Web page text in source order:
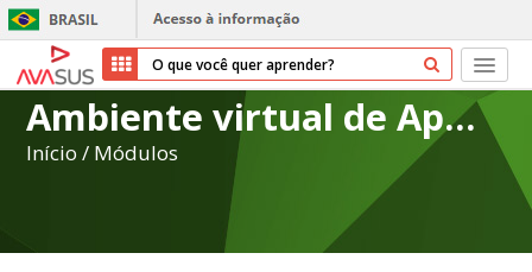
Início
Parceiros
Ambiente virtual de Aprendizagem do SUS
Início / Módulos